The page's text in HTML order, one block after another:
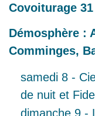
Covoiturage 31
Démosphère :
Comminges,
samedi 8 -
de nuit et
dimanche 9 -